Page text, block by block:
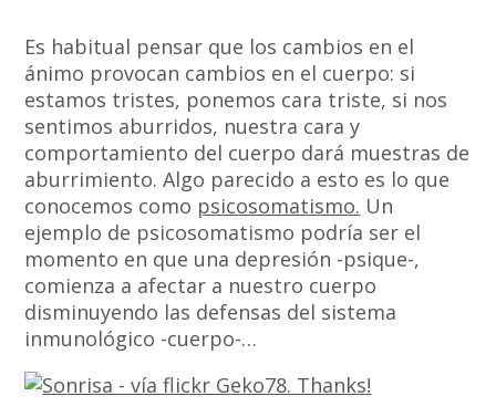
Es habitual pensar que los cambios en el
ánimo provocan cambios en el cuerpo: si
estamos tristes, ponemos cara triste, si nos
sentimos aburridos, nuestra cara y
comportamiento del cuerpo dará muestras de
aburrimiento. Algo parecido a esto es lo que
conocemos como psicosomatismo. Un
ejemplo de psicosomatismo podría ser el
momento en que una depresión -psique-,
comienza a afectar a nuestro cuerpo
disminuyendo las defensas del sistema
inmunológico -cuerpo-…